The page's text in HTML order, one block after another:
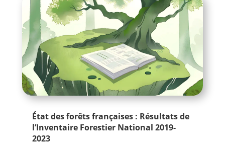
État des forêts françaises : Résultats de
l’Inventaire Forestier National 2019-
2023